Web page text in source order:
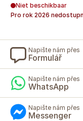
Niet beschikbaar
Pro rok 2026
Napište nám přes
Formulář
Napište nám přes
WhatsApp
Napište nám přes
Messenger